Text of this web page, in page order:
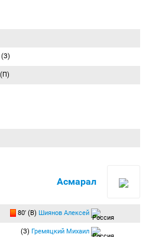
(З)
(П)
Асмарал
80′ (В) Шиянов Алексей
(З) Гремяцкий Михаил